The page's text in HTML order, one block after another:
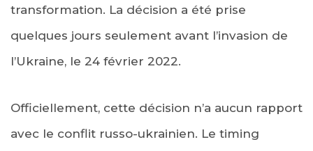
transformation. La décision a été prise
quelques jours seulement avant l’invasion de
l’Ukraine, le 24 février 2022.
Officiellement, cette décision n’a aucun rapport
avec le conflit russo-ukrainien. Le timing